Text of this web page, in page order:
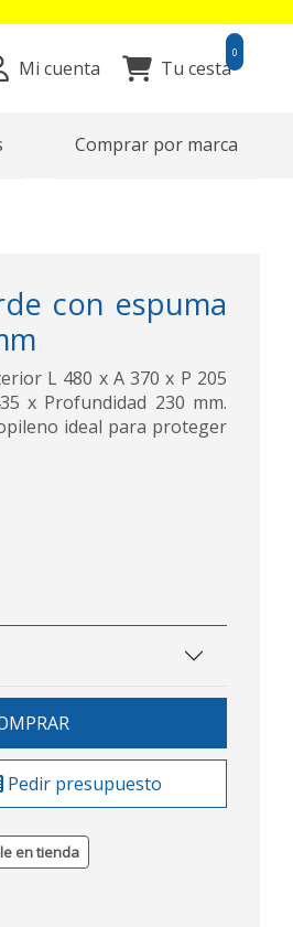
Mi cuenta Tu cesta
0
Comprar por marca
con espuma
L 480 x A 370 x P 205
x Profundidad 230 mm.
ideal para proteger
Pedir presupuesto
en tienda